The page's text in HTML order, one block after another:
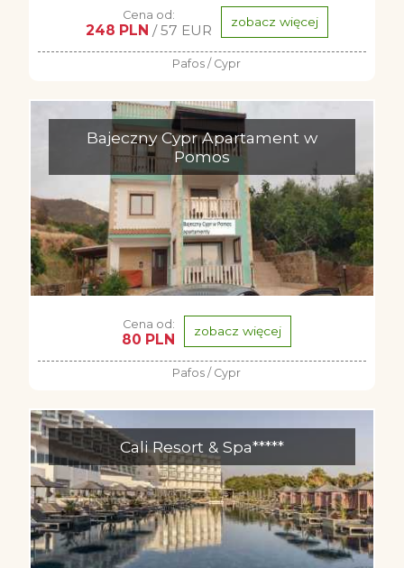
Cena od:
248 PLN / 57 EUR zobacz więcej
Pafos / Cypr
Bajeczny Cypr Apartament w
Pomos
Cena od:
80 PLN zobacz więcej
Pafos / Cypr
Cali Resort & Spa*****